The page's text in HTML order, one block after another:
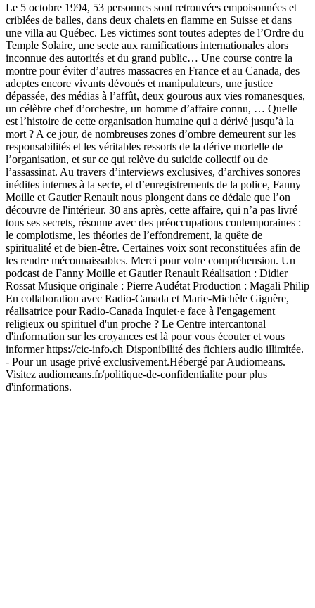
Le 5 octobre 1994, 53 personnes sont retrouvées empoisonnées et
criblées de balles, dans deux chalets en flamme en Suisse et dans
une villa au Québec. Les victimes sont toutes adeptes de l’Ordre du
Temple Solaire, une secte aux ramifications internationales alors
inconnue des autorités et du grand public… Une course contre la
montre pour éviter d’autres massacres en France et au Canada, des
adeptes encore vivants dévoués et manipulateurs, une justice
dépassée, des médias à l’affût, deux gourous aux vies romanesques,
un célèbre chef d’orchestre, un homme d’affaire connu, … Quelle
est l’histoire de cette organisation humaine qui a dérivé jusqu’à la
mort ? A ce jour, de nombreuses zones d’ombre demeurent sur les
responsabilités et les véritables ressorts de la dérive mortelle de
l’organisation, et sur ce qui relève du suicide collectif ou de
l’assassinat. Au travers d’interviews exclusives, d’archives sonores
inédites internes à la secte, et d’enregistrements de la police, Fanny
Moille et Gautier Renault nous plongent dans ce dédale que l’on
découvre de l'intérieur. 30 ans après, cette affaire, qui n’a pas livré
tous ses secrets, résonne avec des préoccupations contemporaines :
le complotisme, les théories de l’effondrement, la quête de
spiritualité et de bien-être. Certaines voix sont reconstituées afin de
les rendre méconnaissables. Merci pour votre compréhension. Un
podcast de Fanny Moille et Gautier Renault Réalisation : Didier
Rossat Musique originale : Pierre Audétat Production : Magali Philip
En collaboration avec Radio-Canada et Marie-Michèle Giguère,
réalisatrice pour Radio-Canada Inquiet·e face à l'engagement
religieux ou spirituel d'un proche ? Le Centre intercantonal
d'information sur les croyances est là pour vous écouter et vous
informer https://cic-info.ch Disponibilité des fichiers audio illimitée.
- Pour un usage privé exclusivement.Hébergé par Audiomeans.
Visitez audiomeans.fr/politique-de-confidentialite pour plus
d'informations.